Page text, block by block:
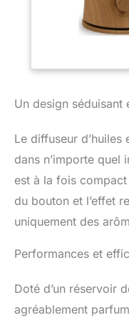
Un design séduisant
Le diffuseur d’huiles
dans n’importe
est à la fois compact
du bouton et l’effet
uniquement des
Performances et
Doté d’un réservoir
agréablement